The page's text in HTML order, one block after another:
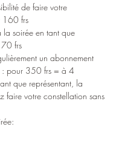
de faire votre
160 frs
soirée en tant que
70 frs
un abonnement
: pour 350 frs = à 4
que représentant, la
faire votre constellation sans